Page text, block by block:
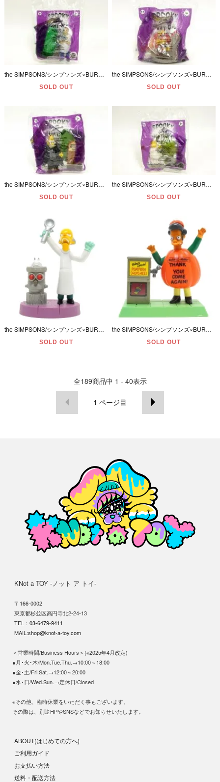
the SIMPSONS/シンプソンズ×BURGER KING/バーガーキング・MEAL TOY/ミールトイ 「JULIUS HIBBERT/ジュリアス・ヒバート(主治医)」9
SOLD OUT
the SIMPSONS/シンプソンズ×BURGER KING/バーガーキング・MEAL TOY/ミールトイ 「MILHOUSE VAN HOUTEN/ミルハウス(バート友人)」11
SOLD OUT
the SIMPSONS/シンプソンズ×BURGER KING/バーガーキング・MEAL TOY/ミールトイ 「ABRAHAM/エイブラハム(おじいちゃん)」12
SOLD OUT
the SIMPSONS/シンプソンズ×BURGER KING/バーガーキング・MEAL TOY/ミールトイ 「BARNEY GUMBLE/バーニー(ホーマーの友人) 」15
SOLD OUT
the SIMPSONS/シンプソンズ×BURGER KINGバーガーキング・ミールトイ/キッズクラブ・SPOOKY LIGHT-UPS・ハロウィンスペシャル・フィギュア「バーンズ＆ロボットホーマー」
SOLD OUT
the SIMPSONS/シンプソンズ×BURGER KING/バーガーキング・ミールトイ/キッズクラブ・SPOOKY LIGHT-UPS・ハロウィンスペシャル・フィギュア 「APU/アプー」
SOLD OUT
全189商品中 1 - 40表示
1 ページ目
KNot a TOY -ノット ア トイ-
〒166-0002
東京都杉並区高円寺北2-24-13
TEL： 03-6479-9411
MAIL:shop@knot-a-toy.com
＜営業時間/Business Hours＞(※2025年4月改定)
●月･火･木/Mon.Tue.Thu.→10:00～18:00
●金･土/Fri.Sat.→12:00～20:00
●水･日/Wed.Sun.→定休日/Closed
※その他、臨時休業をいただく事もございます。
その際は、別途HPやSNSなどでお知らせいたします。
ABOUT(はじめての方へ)
ご利用ガイド
お支払い方法
送料・配送方法